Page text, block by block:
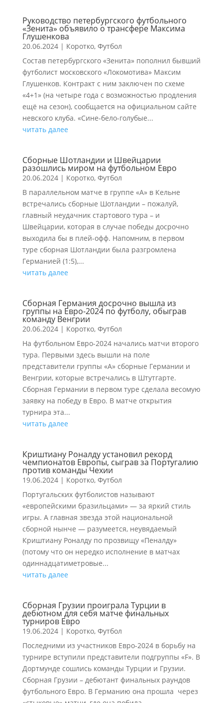
Руководство петербургского футбольного
«Зенита» объявило о трансфере Максима
Глушенкова
20.06.2024| Коротко, Футбол
Состав петербургского «Зенита» пополнил бывший
футболист московского «Локомотива» Максим
Глушенков. Контракт с ним заключен по схеме
«4+1» (на четыре года с возможностью продления
ещё на сезон), сообщается на официальном сайте
невского клуба. «Сине-бело-голубые...
читать далее
Сборные Шотландии и Швейцарии
разошлись миром на футбольном Евро
20.06.2024| Коротко, Футбол
В параллельном матче в группе «А» в Кельне
встречались сборные Шотландии – пожалуй,
главный неудачник стартового тура – и
Швейцарии, которая в случае победы досрочно
выходила бы в плей-офф. Напомним, в первом
туре сборная Шотландии была разгромлена
Германией (1:5),...
читать далее
Сборная Германия досрочно вышла из
группы на Евро-2024 по футболу, обыграв
команду Венгрии
20.06.2024| Коротко, Футбол
На футбольном Евро-2024 начались матчи второго
тура. Первыми здесь вышли на поле
представители группы «А» сборные Германии и
Венгрии, которые встречались в Штутгарте.
Сборная Германии в первом туре сделала весомую
заявку на победу в Евро. В матче открытия
турнира эта...
читать далее
Криштиану Роналду установил рекорд
чемпионатов Европы, сыграв за Португалию
против команды Чехии
19.06.2024| Коротко, Футбол
Португальских футболистов называют
«европейскими бразильцами» — за яркий стиль
игры. А главная звезда этой национальной
сборной нынче — разумеется, неувядаемый
Криштиану Роналду по прозвищу «Пеналду»
(потому что он нередко исполнение в матчах
одиннадцатиметровые...
читать далее
Сборная Грузии проиграла Турции в
дебютном для себя матче финальных
турниров Евро
19.06.2024| Коротко, Футбол
Последними из участников Евро-2024 в борьбу на
турнире вступили представители подгруппы «F». В
Дортмунде сошлись команды Турции и Грузии.
Сборная Грузии – дебютант финальных раундов
футбольного Евро. В Германию она прошла через